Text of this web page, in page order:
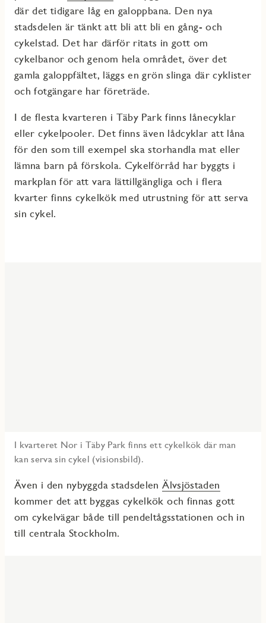
där det tidigare låg en galoppbana. Den nya
stadsdelen är tänkt att bli att bli en gång- och
cykelstad. Det har därför ritats in gott om
cykelbanor och genom hela området, över det
gamla galoppfältet, läggs en grön slinga där cyklister
och fotgängare har företräde.
I de flesta kvarteren i Täby Park finns lånecyklar
eller cykelpooler. Det finns även lådcyklar att låna
för den som till exempel ska storhandla mat eller
lämna barn på förskola. Cykelförråd har byggts i
markplan för att vara lättillgängliga och i flera
kvarter finns cykelkök med utrustning för att serva
sin cykel.
I kvarteret Nor i Täby Park finns ett cykelkök där man
kan serva sin cykel (visionsbild).
Även i den nybyggda stadsdelenÄlvsjöstaden
kommer det att byggas cykelkök och finnas gott
om cykelvägar både till pendeltågsstationen och in
till centrala Stockholm.